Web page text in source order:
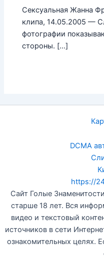
Сексуальная Жанна
клипа, 14.05.2005 —
фотографии
стороны. […]
DCMA
https://
Сайт Голые
старше 18 лет. Вся
видео и текстовый
источников в сети
ознакомительных целях.